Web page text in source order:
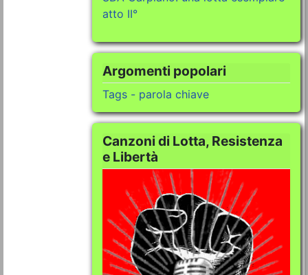
atto II°
Argomenti popolari
Tags - parola chiave
Canzoni di Lotta, Resistenza
e Libertà